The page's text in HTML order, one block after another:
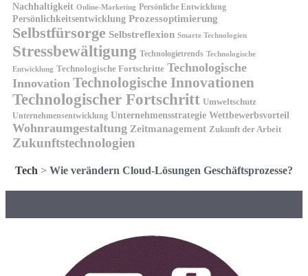
Nachhaltigkeit Online-Marketing Persönliche Entwicklung
Persönlichkeitsentwicklung Prozessoptimierung
Selbstfürsorge Selbstreflexion Smarte Technologien
Stressbewältigung Technologietrends Technologische
Entwicklung Technologische Fortschritte Technologische
Innovation Technologische Innovationen
Technologischer Fortschritt Umweltschutz
Unternehmensentwicklung Unternehmensstrategie Wettbewerbsvorteil
Wohnraumgestaltung Zeitmanagement Zukunft der Arbeit
Zukunftstechnologien
Tech > Wie verändern Cloud-Lösungen Geschäftsprozesse?